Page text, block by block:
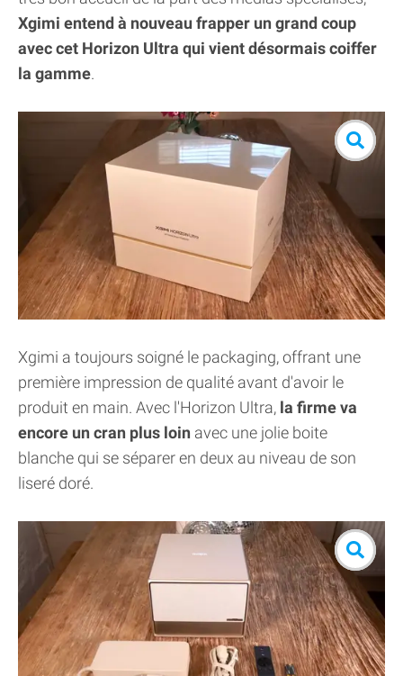
Xgimi entend à nouveau frapper un grand coup
avec cet Horizon Ultra qui vient désormais coiffer
la gamme.
Xgimi a toujours soigné le packaging, offrant une
première impression de qualité avant d'avoir le
produit en main. Avec l'Horizon Ultra, la firme va
encore un cran plus loin avec une jolie boite
blanche qui se séparer en deux au niveau de son
liseré doré.